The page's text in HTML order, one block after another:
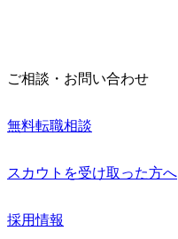
ご相談・お問い合わせ
無料転職相談
スカウトを受け取った方へ
採用情報